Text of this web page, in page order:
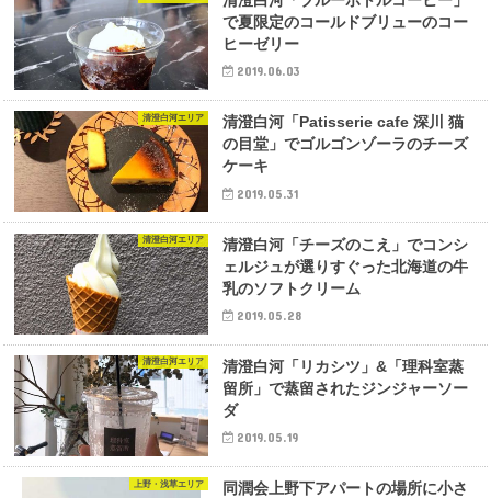
で夏限定のコールドブリューのコー
ヒーゼリー
2019.06.03
清澄白河エリア
清澄白河「Patisserie cafe 深川 猫
の目堂」でゴルゴンゾーラのチーズ
ケーキ
2019.05.31
清澄白河エリア
清澄白河「チーズのこえ」でコンシ
ェルジュが選りすぐった北海道の牛
乳のソフトクリーム
2019.05.28
清澄白河エリア
清澄白河「リカシツ」&「理科室蒸
留所」で蒸留されたジンジャーソー
ダ
2019.05.19
上野・浅草エリア
同潤会上野下アパートの場所に小さ